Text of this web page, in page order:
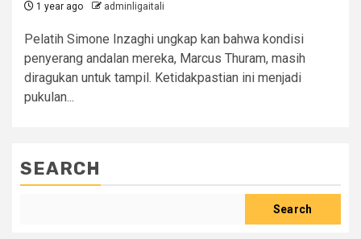
1 year ago adminligaitali
Pelatih Simone Inzaghi ungkap kan bahwa kondisi
penyerang andalan mereka, Marcus Thuram, masih
diragukan untuk tampil.​ Ketidakpastian ini menjadi
pukulan...
SEARCH
Search